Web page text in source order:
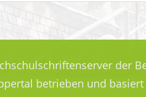
der
betrieben und basiert